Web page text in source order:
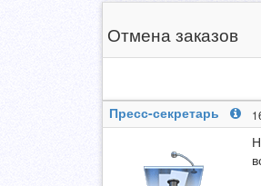
Отмена заказов
Пресс-секретарь